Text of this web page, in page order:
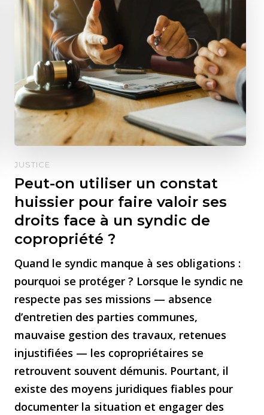
JUSTICE
Peut-on utiliser un constat
huissier pour faire valoir ses
droits face à un syndic de
copropriété ?
Quand le syndic manque à ses obligations :
pourquoi se protéger ? Lorsque le syndic ne
respecte pas ses missions — absence
d’entretien des parties communes,
mauvaise gestion des travaux, retenues
injustifiées — les copropriétaires se
retrouvent souvent démunis. Pourtant, il
existe des moyens juridiques fiables pour
documenter la situation et engager des